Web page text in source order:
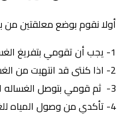
أولا نقوم بوضع معلقتين
1- يجب أن تقومي بتفريغ الغسالة من اي ملابس لتصبح فارغة تماما.
2- اذا كنتى قد انتهيت من الغسيل منذ فترة قريبا فأتركي الغسالة لترتاح قليلا على الاقل لمدة ساعتين.
3- ثم قومي بتوصل الغساله الاوتوماتيك بمصدر للتيار الكهربى
4- تأكدي من وصول المياه للغسالة وأحكمي خرطوم الصرف بالغسالة